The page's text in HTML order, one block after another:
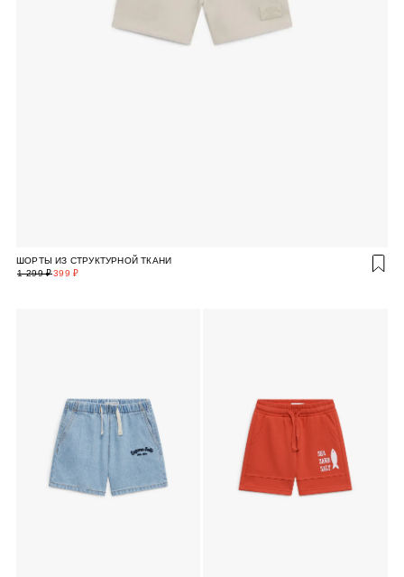
ШОРТЫ ИЗ СТРУКТУРНОЙ ТКАНИ
399 ₽
1 299 ₽